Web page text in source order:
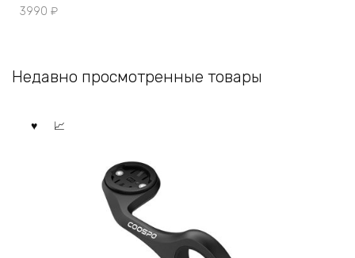
3990 ₽
Недавно просмотренные товары